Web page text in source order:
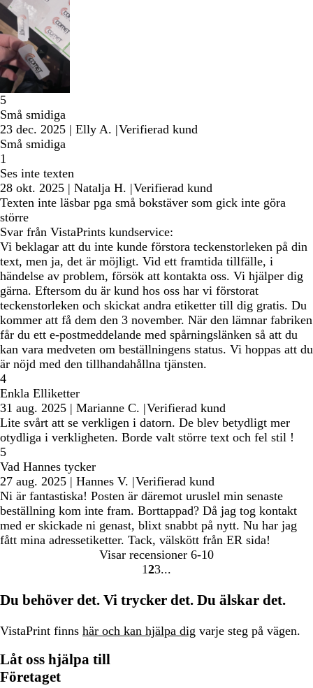
5
Små smidiga
23 dec. 2025 | Elly A. |Verifierad kund
Små smidiga
1
Ses inte texten
28 okt. 2025 | Natalja H. |Verifierad kund
Texten inte läsbar pga små bokstäver som gick inte göra
större
Svar från VistaPrints kundservice:
Vi beklagar att du inte kunde förstora teckenstorleken på din
text, men ja, det är möjligt. Vid ett framtida tillfälle, i
händelse av problem, försök att kontakta oss. Vi hjälper dig
gärna. Eftersom du är kund hos oss har vi förstorat
teckenstorleken och skickat andra etiketter till dig gratis. Du
kommer att få dem den 3 november. När den lämnar fabriken
får du ett e-postmeddelande med spårningslänken så att du
kan vara medveten om beställningens status. Vi hoppas att du
är nöjd med den tillhandahållna tjänsten.
4
Enkla Elliketter
31 aug. 2025 | Marianne C. |Verifierad kund
Lite svårt att se verkligen i datorn. De blev betydligt mer
otydliga i verkligheten. Borde valt större text och fel stil !
5
Vad Hannes tycker
27 aug. 2025 | Hannes V. |Verifierad kund
Ni är fantastiska! Posten är däremot uruslel min senaste
beställning kom inte fram. Borttappad? Då jag tog kontakt
med er skickade ni genast, blixt snabbt på nytt. Nu har jag
fått mina adressetiketter. Tack, välskött från ER sida!
Visar recensioner 6-10
Gå
sidan
1 Gå
sidan
2Gå
sidan
3
Du behöver det. Vi trycker det. Du älskar det.
VistaPrint finns här och kan hjälpa dig varje steg på vägen.
Låt oss hjälpa till
Företaget